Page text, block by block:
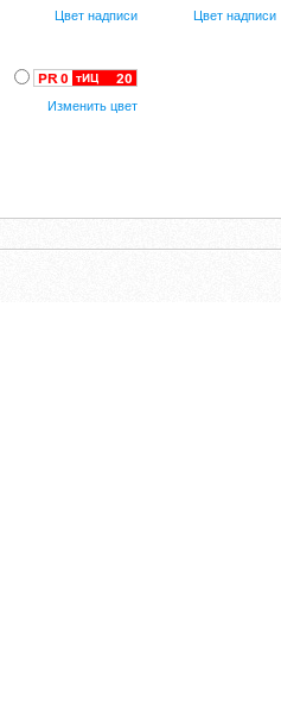
Цвет надписи Цвет надписи
Изменить цвет